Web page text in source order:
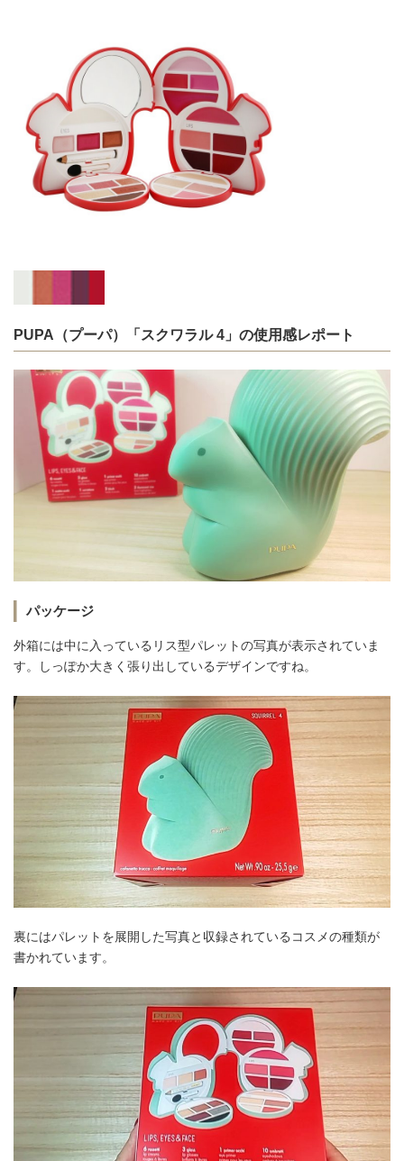
PUPA（プーパ）「スクワラル 4」の使用感レポート
パッケージ
外箱には中に入っているリス型パレットの写真が表示されていま
す。しっぽか大きく張り出しているデザインですね。
裏にはパレットを展開した写真と収録されているコスメの種類が
書かれています。